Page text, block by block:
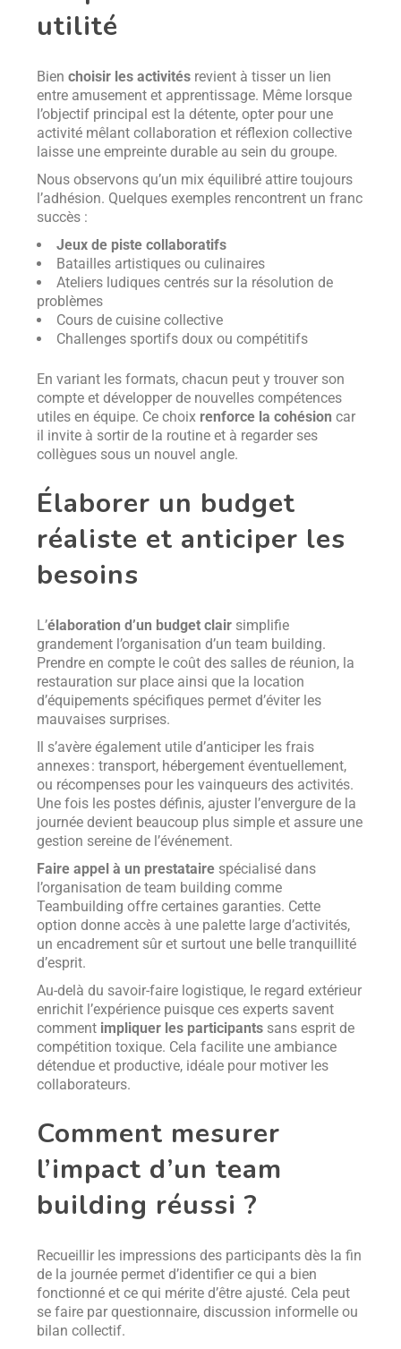
utilité
Bienchoisir les activités revient à tisser un lien
entre amusement et apprentissage. Même lorsque
l’objectif principal est la détente, opter pour une
activité mêlant collaboration et réflexion collective
laisse une empreinte durable au sein du groupe.
Nous observons qu’un mix équilibré attire toujours
l’adhésion. Quelques exemples rencontrent un franc
succès :
Jeux de piste collaboratifs
Batailles artistiques ou culinaires
Ateliers ludiques centrés sur la résolution de
problèmes
Cours de cuisine collective
Challenges sportifs doux ou compétitifs
En variant les formats, chacun peut y trouver son
compte et développer de nouvelles compétences
utiles en équipe. Ce choix renforce la cohésion car
il invite à sortir de la routine et à regarder ses
collègues sous un nouvel angle.
Élaborer un budget
réaliste et anticiper les
besoins
L’élaboration d’un budget clair simplifie
grandement l’organisation d’un team building.
Prendre en compte le coût des salles de réunion, la
restauration sur place ainsi que la location
d’équipements spécifiques permet d’éviter les
mauvaises surprises.
Il s’avère également utile d’anticiper les frais
annexes : transport, hébergement éventuellement,
ou récompenses pour les vainqueurs des activités.
Une fois les postes définis, ajuster l’envergure de la
journée devient beaucoup plus simple et assure une
gestion sereine de l’événement.
Faire appel à un prestataire spécialisé dans
l’organisation de team building comme
Teambuilding offre certaines garanties. Cette
option donne accès à une palette large d’activités,
un encadrement sûr et surtout une belle tranquillité
d’esprit.
Au-delà du savoir-faire logistique, le regard extérieur
enrichit l’expérience puisque ces experts savent
comment impliquer les participants sans esprit de
compétition toxique. Cela facilite une ambiance
détendue et productive, idéale pour motiver les
collaborateurs.
Comment mesurer
l’impact d’un team
building réussi ?
Recueillir les impressions des participants dès la fin
de la journée permet d’identifier ce qui a bien
fonctionné et ce qui mérite d’être ajusté. Cela peut
se faire par questionnaire, discussion informelle ou
bilan collectif.